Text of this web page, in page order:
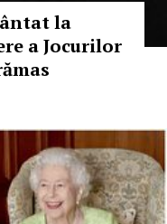
la
a Jocurilor